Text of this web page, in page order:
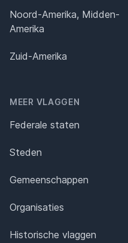
Noord-Amerika, Midden-
Amerika
Zuid-Amerika
MEER VLAGGEN
Federale staten
Steden
Gemeenschappen
Organisaties
Historische vlaggen